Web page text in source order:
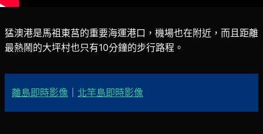
猛澳港是馬祖東莒的重要海運港口，機場也在附近，而且距離
最熱鬧的大坪村也只有10分鐘的步行路程。
離島即時影像 北竿島即時影像